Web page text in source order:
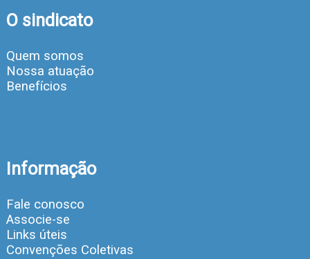
O sindicato
Quem somos
Nossa atuação
Benefícios
Informação
Fale conosco
Associe-se
Links úteis
Convenções Coletivas